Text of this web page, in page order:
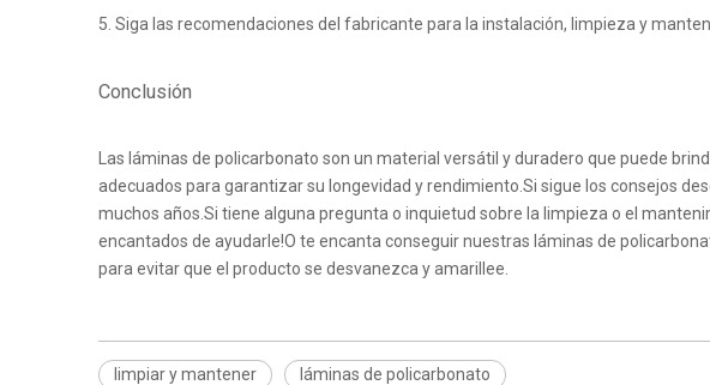
5. Siga las recomendaciones del fabricante para la instalación, limpieza y
Conclusión
Las láminas de policarbonato son un material versátil y duradero que puede
adecuados para garantizar su longevidad y rendimiento.Si sigue los consejos
muchos años.Si tiene alguna pregunta o inquietud sobre la limpieza o el
encantados de ayudarle!O te encanta conseguir nuestras láminas de
para evitar que el producto se desvanezca y amarillee.
limpiar y mantener láminas de policarbonato